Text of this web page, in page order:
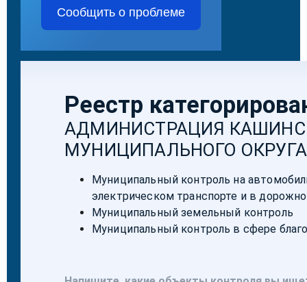
Сообщить о проблеме